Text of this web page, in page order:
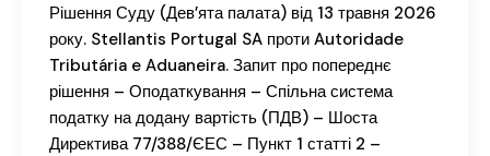
Рішення Суду (Дев’ята палата) від 13 травня 2026
року. Stellantis Portugal SA проти Autoridade
Tributária e Aduaneira. Запит про попереднє
рішення – Оподаткування – Спільна система
податку на додану вартість (ПДВ) – Шоста
Директива 77/388/ЄЕС – Пункт 1 статті 2 –